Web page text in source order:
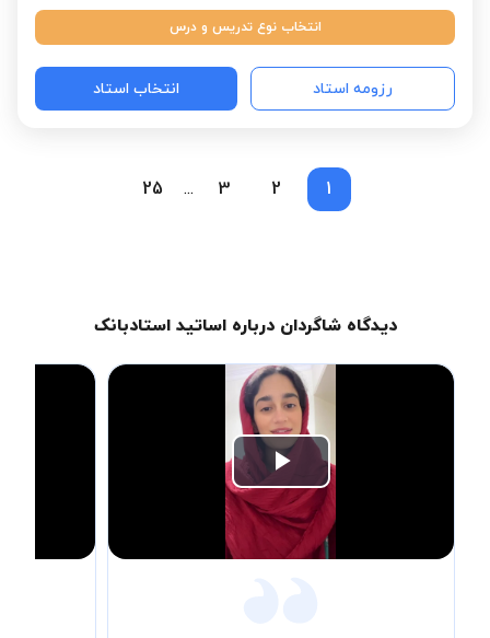
انتخاب نوع تدریس و درس
رزومه استاد انتخاب استاد
1
2
3
...
25
دیدگاه شاگردان درباره اساتید استادبانک
Play
Video